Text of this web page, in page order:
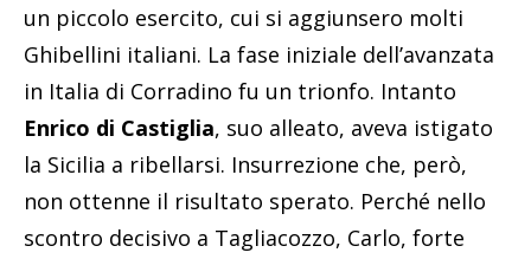
un piccolo esercito, cui si aggiunsero molti
Ghibellini italiani. La fase iniziale dell’avanzata
in Italia di Corradino fu un trionfo. Intanto
Enrico di Castiglia, suo alleato, aveva istigato
la Sicilia a ribellarsi. Insurrezione che, però,
non ottenne il risultato sperato. Perché nello
scontro decisivo a Tagliacozzo, Carlo, forte